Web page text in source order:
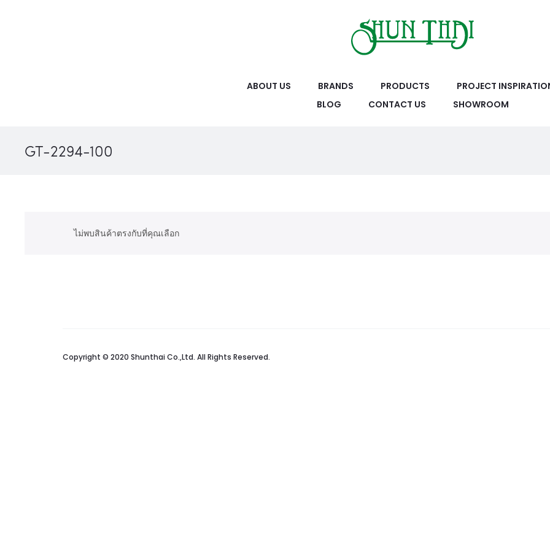
ABOUT US BRANDS PRODUCTS
PROJECT
BLOG
CONTACT US SHOWROOM
GT-2294-100
ไม่พบสินค้าตรงกับที่คุณเลือก
Copyright © 2020 Shunthai Co.,Ltd. All Rights Reserved.